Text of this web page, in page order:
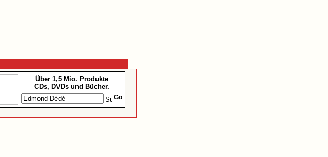
Über 1,5 Mio. Produkte
CDs, DVDs und Bücher.
Go